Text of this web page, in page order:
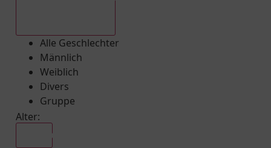
Alle Geschlechter
Männlich
Weiblich
Divers
Gruppe
Alter: